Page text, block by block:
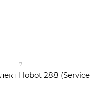
7
Hobot 288 (Service